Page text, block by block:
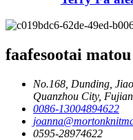
faafesootai matou
No.168, Dunding,
Quanzhou City,
0086-13004894622
0595-28974622